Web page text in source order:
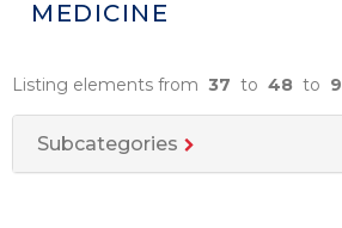
MEDICINE
Listing elements from 37 to 48 to
Subcategories